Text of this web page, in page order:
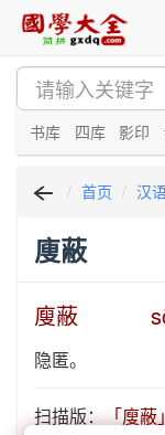
书库 四库 影印
首页 汉
廋蔽
廋蔽
隐匿。
扫描版：「廋蔽